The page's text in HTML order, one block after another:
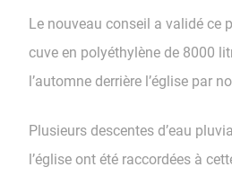
Le nouveau conseil a validé ce
cuve en polyéthylène de 8000
l’automne derrière l’église par
Plusieurs descentes d’eau
l’église ont été raccordées à